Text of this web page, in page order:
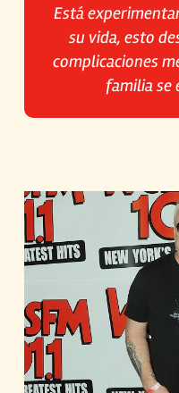
Está
su vida, esto
complicaciones
familia se